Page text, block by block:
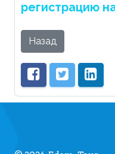
регистрацию
Назад